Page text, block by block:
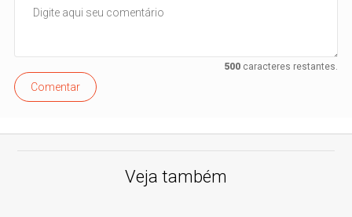
500caracteres restantes.
Comentar
Veja também